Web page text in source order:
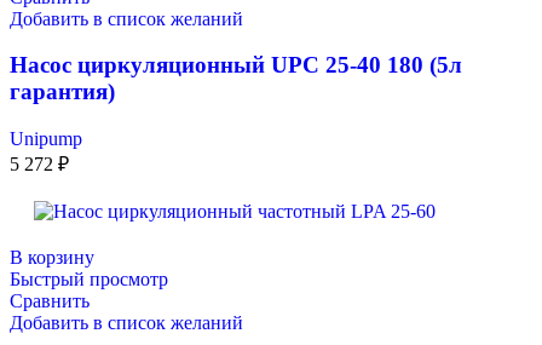
Добавить в список желаний
Насос циркуляционный UPC 25-40 180 (5л
гарантия)
Unipump
5 272 ₽
В корзину
Быстрый просмотр
Сравнить
Добавить в список желаний